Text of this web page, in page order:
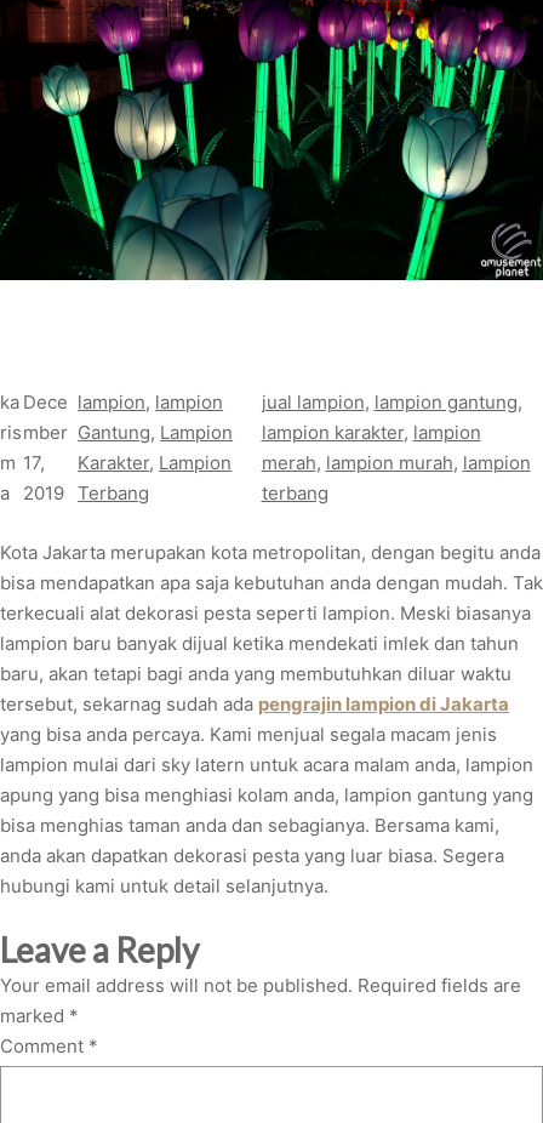
ka
ris
m
a
Dece
mber
17,
2019
lampion, lampion
Gantung, Lampion
Karakter, Lampion
Terbang
jual lampion, lampion gantung
lampion karakter, lampion
merah, lampion murah, lampion
terbang
Kota Jakarta merupakan kota metropolitan, dengan begitu anda
bisa mendapatkan apa saja kebutuhan anda dengan mudah. Tak
terkecuali alat dekorasi pesta seperti lampion. Meski biasanya
lampion baru banyak dijual ketika mendekati imlek dan tahun
baru, akan tetapi bagi anda yang membutuhkan diluar waktu
tersebut, sekarnag sudah ada pengrajin lampion di Jakarta
yang bisa anda percaya. Kami menjual segala macam jenis
lampion mulai dari sky latern untuk acara malam anda, lampion
apung yang bisa menghiasi kolam anda, lampion gantung yang
bisa menghias taman anda dan sebagianya. Bersama kami,
anda akan dapatkan dekorasi pesta yang luar biasa. Segera
hubungi kami untuk detail selanjutnya.
Leave a Reply
Your email address will not be published. Required fields are
marked *
Comment *